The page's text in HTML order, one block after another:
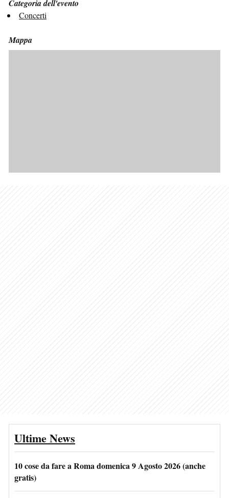
Categoria dell'evento
Concerti
Mappa
Ultime News
10 cose da fare a Roma domenica 9 Agosto 2026 (anche
gratis)